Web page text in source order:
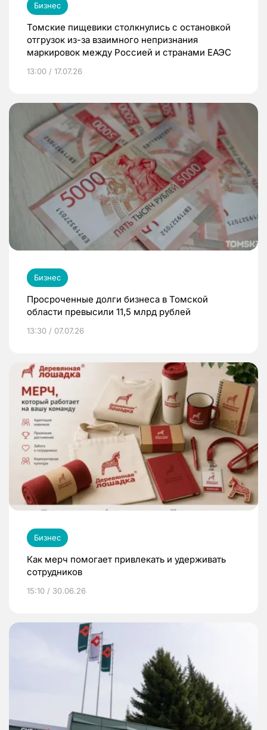
Бизнес
Томские пищевики столкнулись с остановкой
отгрузок из-за взаимного непризнания
маркировок между Россией и странами ЕАЭС
13:00 / 17.07.26
Бизнес
Просроченные долги бизнеса в Томской
области превысили 11,5 млрд рублей
13:30 / 07.07.26
Бизнес
Как мерч помогает привлекать и удерживать
сотрудников
15:10 / 30.06.26